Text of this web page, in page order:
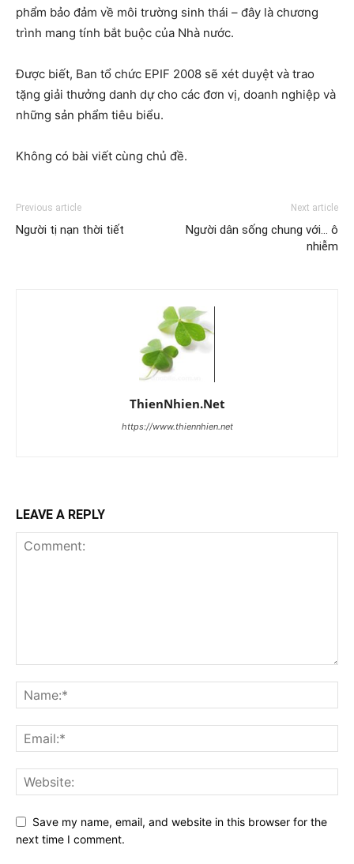
phẩm bảo đảm về môi trường sinh thái – đây là chương
trình mang tính bắt buộc của Nhà nước.
Được biết, Ban tổ chức EPIF 2008 sẽ xét duyệt và trao
tặng giải thưởng danh dự cho các đơn vị, doanh nghiệp và
những sản phẩm tiêu biểu.
Không có bài viết cùng chủ đề.
Previous article
Người tị nạn thời tiết
Next article
Người dân sống chung với… ô
nhiễm
ThienNhien.Net
https://www.thiennhien.net
LEAVE A REPLY
Save my name, email, and website in this browser for the
next time I comment.